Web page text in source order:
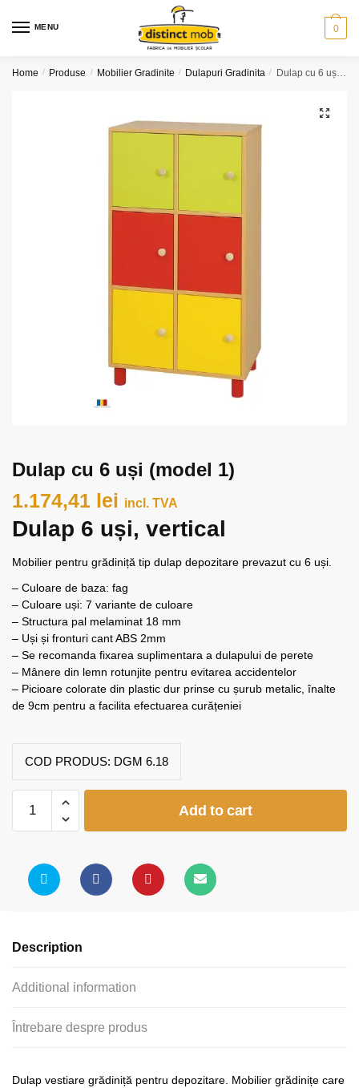
MENU 0
Home / Produse / Mobilier Gradinite / Dulapuri Gradinita / Dulap cu 6 uși (model 1)
🔍
Dulap cu 6 uși (model 1)
1.174,41 lei incl. TVA
Dulap 6 uși, vertical
Mobilier pentru grădiniță tip dulap depozitare prevazut cu 6 uși.
– Culoare de baza: fag
– Culoare uși: 7 variante de culoare
– Structura pal melaminat 18 mm
– Uși și fronturi cant ABS 2mm
– Se recomanda fixarea suplimentara a dulapului de perete
– Mânere din lemn rotunjite pentru evitarea accidentelor
– Picioare colorate din plastic dur prinse cu șurub metalic, înalte
de 9cm pentru a facilita efectuarea curățeniei
COD PRODUS: DGM 6.18
(model
Add to cart
Description
Additional information
Întrebare despre produs
Dulap vestiare grădiniță pentru depozitare. Mobilier grădinițe care